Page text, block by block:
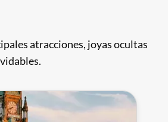
atracciones, joyas ocultas